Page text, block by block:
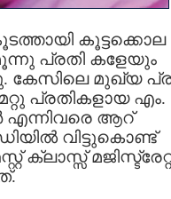
കൂട്ടക്കൊല
പ്രതി കളേയും
കേസിലെ മുഖ്യ
പ്രതികളായ എം.
എന്നിവരെ ആറ്
വിട്ടുകൊണ്ട്
ക്ലാസ്സ്